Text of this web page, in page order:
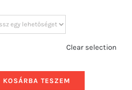
Clear selection
KOSÁRBA TESZEM